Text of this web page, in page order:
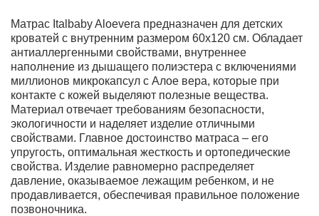
Матрас Italbaby Aloevera предназначен для детских
кроватей с внутренним размером 60х120 см. Обладает
антиаллергенными свойствами, внутреннее
наполнение из дышащего полиэстера с включениями
миллионов микрокапсул с Алое вера, которые при
контакте с кожей выделяют полезные вещества.
Материал отвечает требованиям безопасности,
экологичности и наделяет изделие отличными
свойствами. Главное достоинство матраса – его
упругость, оптимальная жесткость и ортопедические
свойства. Изделие равномерно распределяет
давление, оказываемое лежащим ребенком, и не
продавливается, обеспечивая правильное положение
позвоночника.